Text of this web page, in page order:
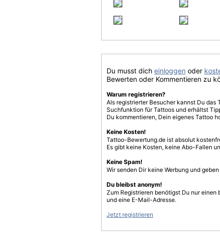
Du musst dich einloggen oder
Bewerten oder Kommentieren zu
Warum registrieren?
Als registrierter Besucher kannst Du
Suchfunktion für Tattoos und erhältst
Du kommentieren, Dein eigenes Tattoo
Keine Kosten!
Tattoo-Bewertung.de ist absolut
Es gibt keine Kosten, keine Abo-Fallen
Keine Spam!
Wir senden Dir keine Werbung und
Du bleibst anonym!
Zum Registrieren benötigst Du nur einen
und eine E-Mail-Adresse.
Jetzt registrieren